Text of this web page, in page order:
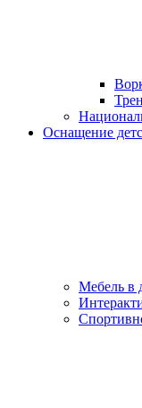
Оснащение
Мебель в